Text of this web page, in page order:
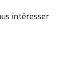
intéresser